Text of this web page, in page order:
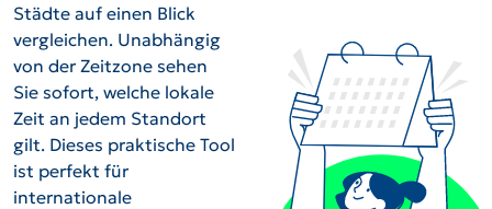
Städte auf einen Blick
vergleichen. Unabhängig
von der Zeitzone sehen
Sie sofort, welche lokale
Zeit an jedem Standort
gilt. Dieses praktische Tool
ist perfekt für
internationale